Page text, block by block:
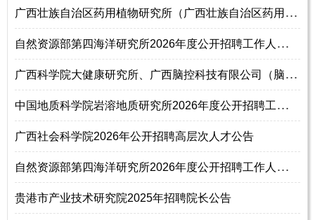
广
西壮族自治区药用植物研究所（广西壮族自治区药用植物园）2026年度公开招
自
然资源部第四海洋研究所2026年度公开招聘工作人员公告（第四批）
广
西科学院大健康研究所、广西脑控科技有限公司（脑机接口东盟实验室）20
中
国地质科学院岩溶地质研究所2026年度公开招聘工作人员公告（第一批）
广西社会科学院2026年公开招聘高层次人才公告
自
然资源部第四海洋研究所2026年度公开招聘工作人员24名公告（第一批）
贵港市产业技术研究院2025年招聘院长公告